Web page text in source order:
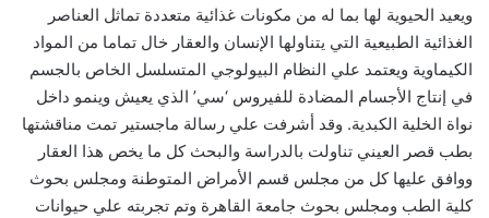
ويعيد الحيوية لها بما له من مكونات غذائية متعددة تماثل العناصر
الغذائية الطبيعية التي يتناولها الإنسان والعقار خال تماما من المواد
الكيماوية ويعتمد علي النظام البيولوجي المتسلسل الخاص بالجسم
في إنتاج الأجسام المضادة للفيروس ‘سي’ الذي يعيش وينمو داخل
نواة الخلية الكبدية. وقد أشرفت علي رسالة ماجستير تمت مناقشتها
بطب قصر العيني تناولت بالدراسة والبحث كل ما يخص هذا العقار
ووافق عليها كل من مجلس قسم الأمراض المتوطنة ومجلس بحوث
كلية الطب ومجلس بحوث جامعة القاهرة وتم تجربته علي حيوانات